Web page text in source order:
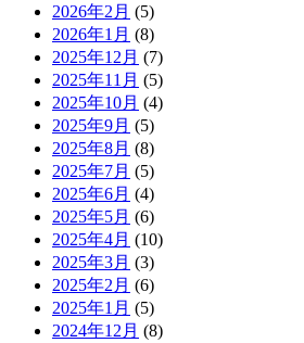
2026年2月 (5)
2026年1月 (8)
2025年12月 (7)
2025年11月 (5)
2025年10月 (4)
2025年9月 (5)
2025年8月 (8)
2025年7月 (5)
2025年6月 (4)
2025年5月 (6)
2025年4月 (10)
2025年3月 (3)
2025年2月 (6)
2025年1月 (5)
2024年12月 (8)